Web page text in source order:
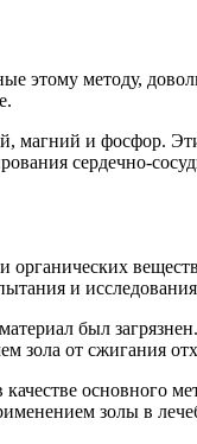
этому методу,
магний и фосфор.
сердечно-
и
был
зола от сжигания
основного
золы в